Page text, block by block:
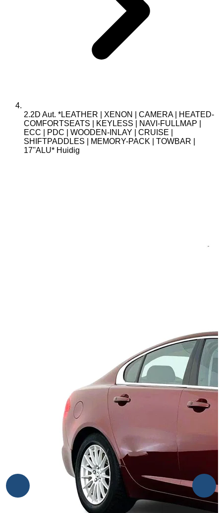
2.2D Aut. *LEATHER | XENON | CAMERA | HEATED-
COMFORTSEATS | KEYLESS | NAVI-FULLMAP |
ECC | PDC | WOODEN-INLAY | CRUISE |
SHIFTPADDLES | MEMORY-PACK | TOWBAR |
17''ALU* Huidig